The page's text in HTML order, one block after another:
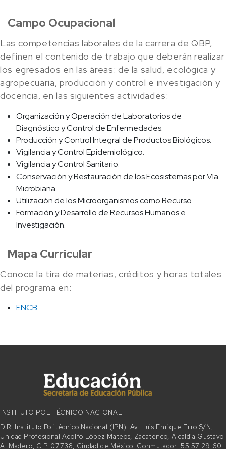
Campo Ocupacional
Las competencias laborales de la carrera de QBP,
definen el contenido de trabajo que deberán realizar
los egresados en las áreas: de la salud, ecológica y
agropecuaria, producción y control e investigación y
docencia, en las siguientes actividades:
Organización y Operación de Laboratorios de
Diagnóstico y Control de Enfermedades.
Producción y Control Integral de Productos Biológicos.
Vigilancia y Control Epidemiológico.
Vigilancia y Control Sanitario.
Conservación y Restauración de los Ecosistemas por Vía
Microbiana.
Utilización de los Microorganismos como Recurso.
Formación y Desarrollo de Recursos Humanos e
Investigación.
Mapa Curricular
Conoce la tira de materias, créditos y horas totales
del programa en:
ENCB
INSTITUTO POLITÉCNICO NACIONAL
D.R. Instituto Politécnico Nacional (IPN). Av. Luis Enrique Erro S/N,
Unidad Profesional Adolfo López Mateos, Zacatenco, Alcaldía Gustavo
A. Madero, C.P. 07738, Ciudad de México. Conmutador: 55 57 29 60